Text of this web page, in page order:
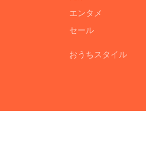
エンタメ
セール
おうちスタイル